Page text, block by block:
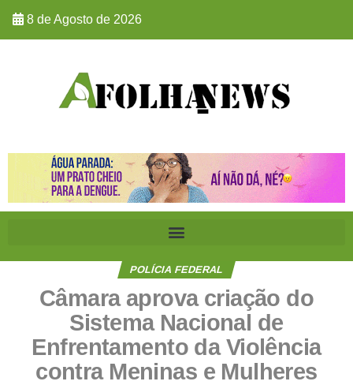
8 de Agosto de 2026
POLÍCIA FEDERAL
Câmara aprova criação do
Sistema Nacional de
Enfrentamento da Violência
contra Meninas e Mulheres